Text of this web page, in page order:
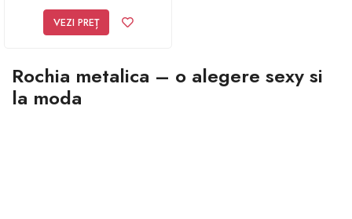
VEZI PREȚ
Rochia metalica – o alegere sexy si
la moda